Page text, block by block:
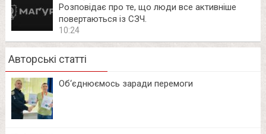
Розповідає про те, що люди все активніше
повертаються із СЗЧ.
10:24
Авторські статті
Об‘єднюємось заради перемоги